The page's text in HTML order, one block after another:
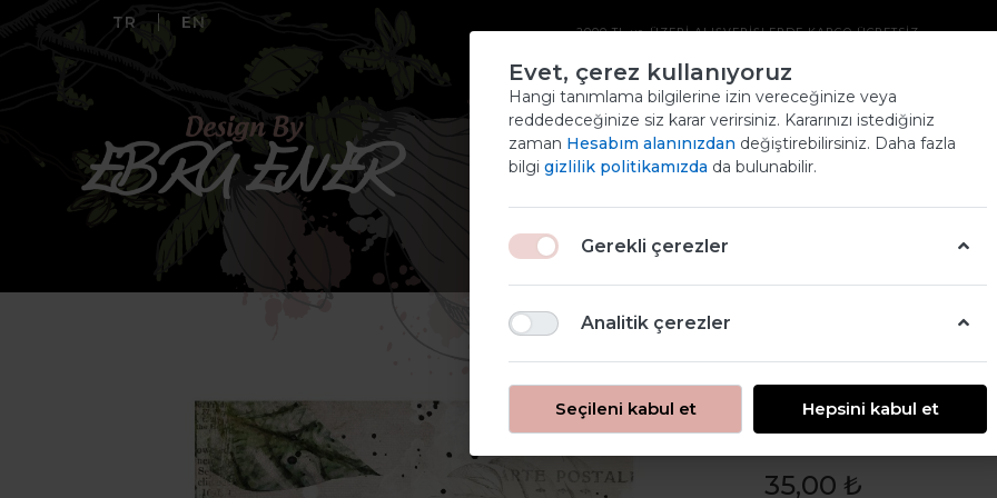
TR EN 2000 TL ve ÜZERİ ALIŞVERİŞLERDE KARGO ÜCRETSİZ
PIRINÇ DEKOPAJ
KAĞIDI
Pirinç
35,00 ₺
Evet, çerez kullanıyoruz
Hangi tanımlama bilgilerine izin vereceğinize veya
reddedeceğinize siz karar verirsiniz. Kararınızı istediğiniz
zaman Hesabım alanınızdan değiştirebilirsiniz. Daha fazla
bilgi gizlilik politikamızda da bulunabilir.
Gerekli çerezler
Analitik çerezler
Seçileni kabul et Hepsini kabul et